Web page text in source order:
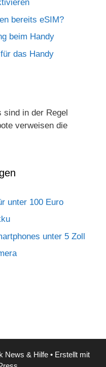
bereits eSIM?
beim Handy
das Handy
sind in der Regel
verweisen die
unter 100 Euro
unter 5 Zoll
News & Hilfe • Erstellt mit